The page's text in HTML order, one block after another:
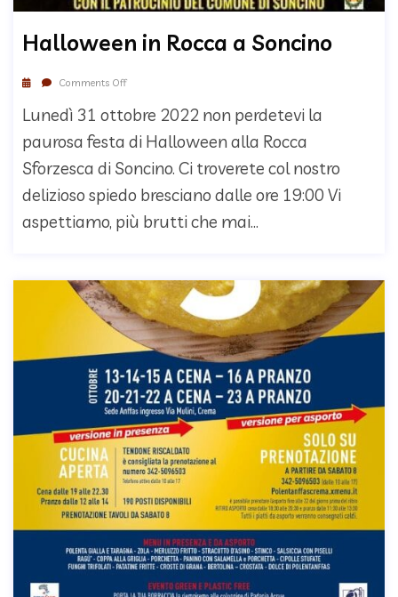
Halloween in Rocca a Soncino
Comments Off
Lunedì 31 ottobre 2022 non perdetevi la
paurosa festa di Halloween alla Rocca
Sforzesca di Soncino. Ci troverete col nostro
delizioso spiedo bresciano dalle ore 19:00 Vi
aspettiamo, più brutti che mai...